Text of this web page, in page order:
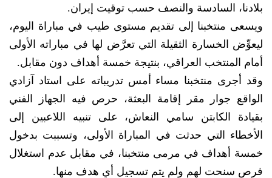
بلادنا، السادسة والنصف حسب توقيت إيران.
ويسعى منتخبنا إلى تقديم مستوى طيب في مباراة اليوم،
ليعوِّض الخسارة الثقيلة التي تعرَّض لها في مباراته الأولى
أمام المنتخب العراقي، بنتيجة خمسة أهداف دون مقابل.
وقد أجرى منتخبنا مساء أمس تدريباته على استاد آزادي
الواقع جوار مقر إقامة البعثة، حرص فيه الجهاز الفني
بقيادة الكابتن سامي النعاش، على تنبيه اللاعبين إلى
الأخطاء التي حدثت في المباراة الأولى، وتسببت بدخول
خمسة أهداف في مرمى منتخبنا، في مقابل عدم استغلال
فرص سنحت لهم ولم يتم تسجيل أي هدف منها.